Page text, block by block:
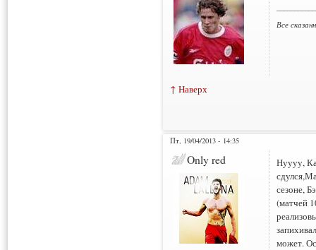
Все
↑ Наверх
Пт, 19/04/2013 - 14:35
Only red
Нуууу,
сезоне,
(матчей
может.